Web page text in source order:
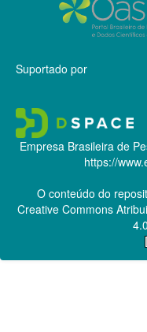
Suportado por
Empresa Brasileira de
https://
O conteúdo do
Creative Commons